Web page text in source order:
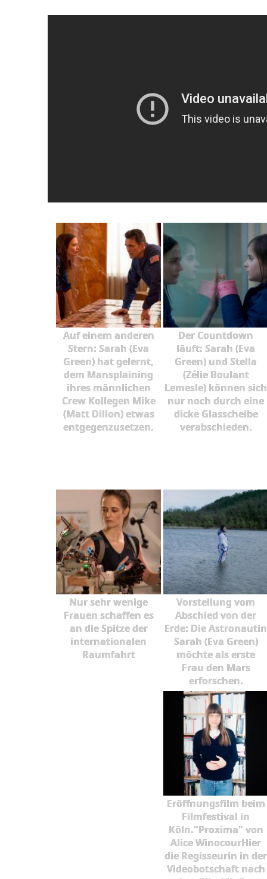
Auf einem anderen
Stern: Sarah (Eva
Green) hat gelernt,
dem Mansplaining
ihres männlichen
Crew Kollegen Mike
(Matt Dillon) etwas
entgegenzusetzen.
Der Countdown
läuft: Sarah (Eva
Green) und Stella
(Zélie Boulant
Lemesle) können sich
nur noch durch eine
dicke Glasscheibe
verabschieden.
Nur sehr wenige
Frauen schaffen es
an die Spitze der
internationalen
Raumfahrt
Vorstellung vom
Abschied von der
Erde: Die Astronautin
Sarah (Eva Green)
möchte als erste
Frau den Mars
erforschen.
Eröffnungsfilm beim
Filmfestival in
Köln."Proxima" von
Alice WinocourHier
die Regisseurin in der
Videobotschaft nach